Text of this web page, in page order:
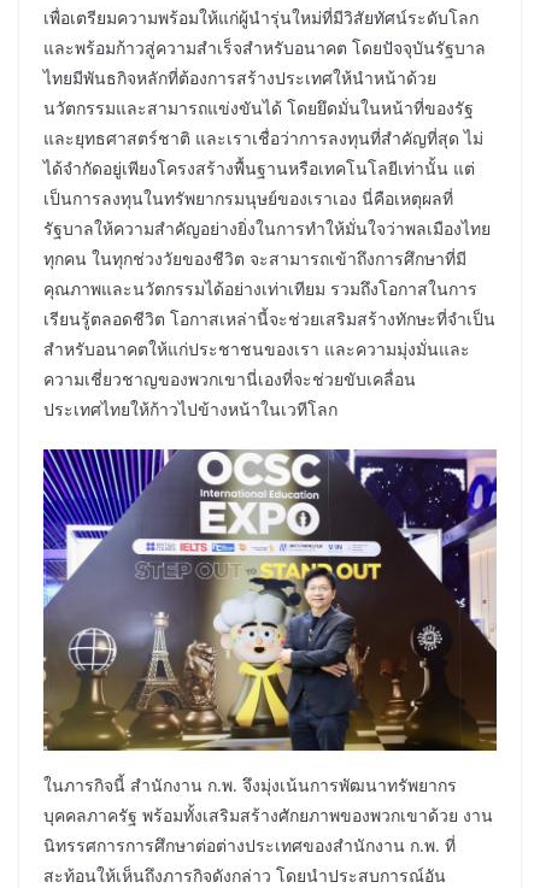
เพื่อเตรียมความพร้อมให้แก่ผู้นำรุ่นใหม่ที่มีวิสัยทัศน์ระดับโลก
และพร้อมก้าวสู่ความสำเร็จสำหรับอนาคต โดยปัจจุบันรัฐบาล
ไทยมีพันธกิจหลักที่ต้องการสร้างประเทศให้นำหน้าด้วย
นวัตกรรมและสามารถแข่งขันได้ โดยยึดมั่นในหน้าที่ของรัฐ
และยุทธศาสตร์ชาติ และเราเชื่อว่าการลงทุนที่สำคัญที่สุด ไม่
ได้จำกัดอยู่เพียงโครงสร้างพื้นฐานหรือเทคโนโลยีเท่านั้น แต่
เป็นการลงทุนในทรัพยากรมนุษย์ของเราเอง นี่คือเหตุผลที่
รัฐบาลให้ความสำคัญอย่างยิ่งในการทำให้มั่นใจว่าพลเมืองไทย
ทุกคน ในทุกช่วงวัยของชีวิต จะสามารถเข้าถึงการศึกษาที่มี
คุณภาพและนวัตกรรมได้อย่างเท่าเทียม รวมถึงโอกาสในการ
เรียนรู้ตลอดชีวิต โอกาสเหล่านี้จะช่วยเสริมสร้างทักษะที่จำเป็น
สำหรับอนาคตให้แก่ประชาชนของเรา และความมุ่งมั่นและ
ความเชี่ยวชาญของพวกเขานี่เองที่จะช่วยขับเคลื่อน
ประเทศไทยให้ก้าวไปข้างหน้าในเวทีโลก
ในภารกิจนี้ สำนักงาน ก.พ. จึงมุ่งเน้นการพัฒนาทรัพยากร
บุคคลภาครัฐ พร้อมทั้งเสริมสร้างศักยภาพของพวกเขาด้วย งาน
นิทรรศการการศึกษาต่อต่างประเทศของสำนักงาน ก.พ. ที่
สะท้อนให้เห็นถึงภารกิจดังกล่าว โดยนำประสบการณ์อัน